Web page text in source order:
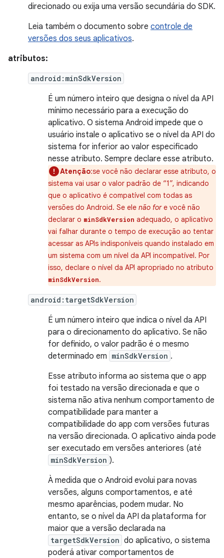
direcionado ou exija uma versão secundária do SDK.
Leia também o documento sobre controle de
versões dos seus aplicativos.
atributos:
android:minSdkVersion
É um número inteiro que designa o nível da API
mínimo necessário para a execução do
aplicativo. O sistema Android impede que o
usuário instale o aplicativo se o nível da API do
sistema for inferior ao valor especificado
nesse atributo. Sempre declare esse atributo.
Atenção:se você não declarar esse atributo, o
sistema vai usar o valor padrão de “1”, indicando
que o aplicativo é compatível com todas as
versões do Android. Se ele não fore você não
declarar o minSdkVersion adequado, o aplicativo
vai falhar durante o tempo de execução ao tentar
acessar as APIs indisponíveis quando instalado em
um sistema com um nível da API incompatível. Por
isso, declare o nível da API apropriado no atributo
minSdkVersion.
android:targetSdkVersion
É um número inteiro que indica o nível da API
para o direcionamento do aplicativo. Se não
for definido, o valor padrão é o mesmo
determinado em minSdkVersion .
Esse atributo informa ao sistema que o app
foi testado na versão direcionada e que o
sistema não ativa nenhum comportamento de
compatibilidade para manter a
compatibilidade do app com versões futuras
na versão direcionada. O aplicativo ainda pode
ser executado em versões anteriores (até
minSdkVersion ).
À medida que o Android evolui para novas
versões, alguns comportamentos, e até
mesmo aparências, podem mudar. No
entanto, se o nível da API da plataforma for
maior que a versão declarada na
targetSdkVersion do aplicativo, o sistema
poderá ativar comportamentos de